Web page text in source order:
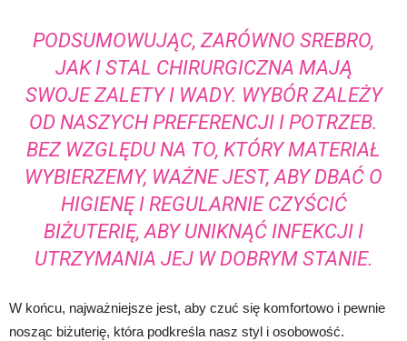
PODSUMOWUJĄC, ZARÓWNO SREBRO,
JAK I STAL CHIRURGICZNA MAJĄ
SWOJE ZALETY I WADY. WYBÓR ZALEŻY
OD NASZYCH PREFERENCJI I POTRZEB.
BEZ WZGLĘDU NA TO, KTÓRY MATERIAŁ
WYBIERZEMY, WAŻNE JEST, ABY DBAĆ O
HIGIENĘ I REGULARNIE CZYŚCIĆ
BIŻUTERIĘ, ABY UNIKNĄĆ INFEKCJI I
UTRZYMANIA JEJ W DOBRYM STANIE.
W końcu, najważniejsze jest, aby czuć się komfortowo i pewnie
nosząc biżuterię, która podkreśla nasz styl i osobowość.